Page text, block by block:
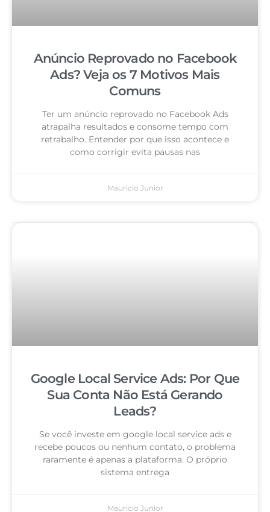
Anúncio Reprovado no Facebook
Ads? Veja os 7 Motivos Mais
Comuns
Ter um anúncio reprovado no Facebook Ads
atrapalha resultados e consome tempo com
retrabalho. Entender por que isso acontece e
como corrigir evita pausas nas
Mauricio Junior
Google Local Service Ads: Por Que
Sua Conta Não Está Gerando
Leads?
Se você investe em google local service ads e
recebe poucos ou nenhum contato, o problema
raramente é apenas a plataforma. O próprio
sistema entrega
Mauricio Junior